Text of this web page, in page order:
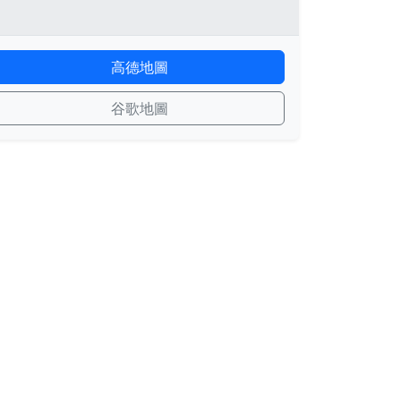
高德地圖
谷歌地圖